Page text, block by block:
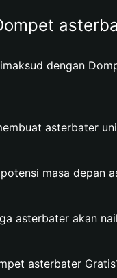
dengan
asterbater
masa depan
asterbater akan
asterbater